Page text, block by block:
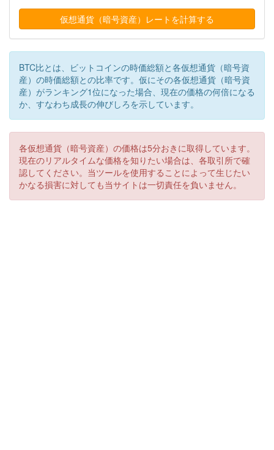
BTC比とは、ビットコインの時価総額と各仮想通貨（暗号資
産）の時価総額との比率です。仮にその各仮想通貨（暗号資
産）がランキング1位になった場合、現在の価格の何倍になる
か、すなわち成長の伸びしろを示しています。
各仮想通貨（暗号資産）の価格は5分おきに取得しています。
現在のリアルタイムな価格を知りたい場合は、各取引所で確
認してください。当ツールを使用することによって生じたい
かなる損害に対しても当サイトは一切責任を負いません。